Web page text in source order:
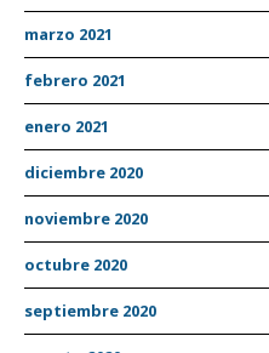
marzo 2021
febrero 2021
enero 2021
diciembre 2020
noviembre 2020
octubre 2020
septiembre 2020